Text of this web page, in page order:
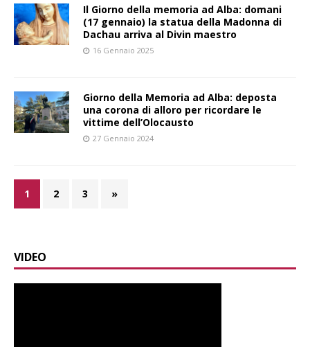
Il Giorno della memoria ad Alba: domani
(17 gennaio) la statua della Madonna di
Dachau arriva al Divin maestro
16 Gennaio 2025
Giorno della Memoria ad Alba: deposta
una corona di alloro per ricordare le
vittime dell’Olocausto
27 Gennaio 2024
1 2 3 »
VIDEO